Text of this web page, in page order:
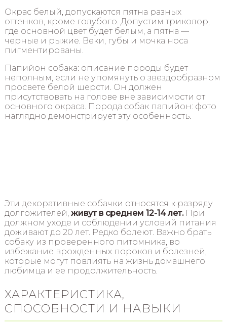
Окрас белый, допускаются пятна разных
оттенков, кроме голубого. Допустим триколор,
где основной цвет будет белым, а пятна —
черные и рыжие. Веки, губы и мочка носа
пигментированы.
Папийон собака: описание породы будет
неполным, если не упомянуть о звездообразном
просвете белой шерсти. Он должен
присутствовать на голове вне зависимости от
основного окраса. Порода собак папийон: фото
наглядно демонстрирует эту особенность.
Эти декоративные собачки относятся к разряду
долгожителей, живут в среднем 12-14 лет.При
должном уходе и соблюдении условий питания
доживают до 20 лет. Редко болеют. Важно брать
собаку из проверенного питомника, во
избежание врожденных пороков и болезней,
которые могут повлиять на жизнь домашнего
любимца и ее продолжительность.
ХАРАКТЕРИСТИКА,
СПОСОБНОСТИ И НАВЫКИ